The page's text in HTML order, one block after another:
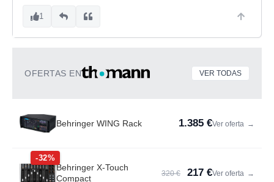
1
OFERTAS EN VER TODAS
Behringer WING Rack 1.385 €Ver oferta →
-32%
Behringer X-Touch
Compact
320 € 217 €Ver oferta →